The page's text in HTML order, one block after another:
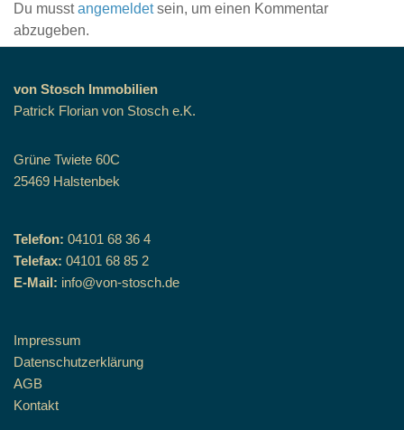
Du musstangemeldetsein, um einen Kommentar
abzugeben.
von Stosch Immobilien
Patrick Florian von Stosch e.K.
Grüne Twiete 60C
25469 Halstenbek
Telefon: 04101 68 36 4
Telefax: 04101 68 85 2
E-Mail: info@von-stosch.de
Impressum
Datenschutzerklärung
AGB
Kontakt